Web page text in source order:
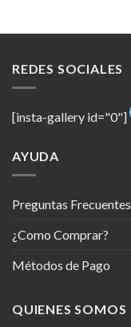
REDES SOCIALES
[insta-gallery id="0"]
AYUDA
Preguntas Frecuentes
¿Como Comprar?
Métodos de Pago
QUIENES SOMOS